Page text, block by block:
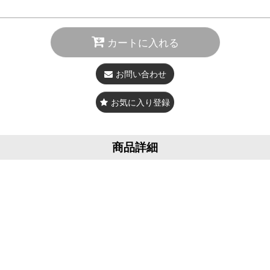
カートに入れる
お問い合わせ
お気に入り登録
商品詳細